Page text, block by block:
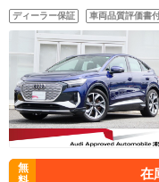
ョン バーチャルコッ
ダプティブクルーズア
ディーラー保証 車両品質評価書
無
在